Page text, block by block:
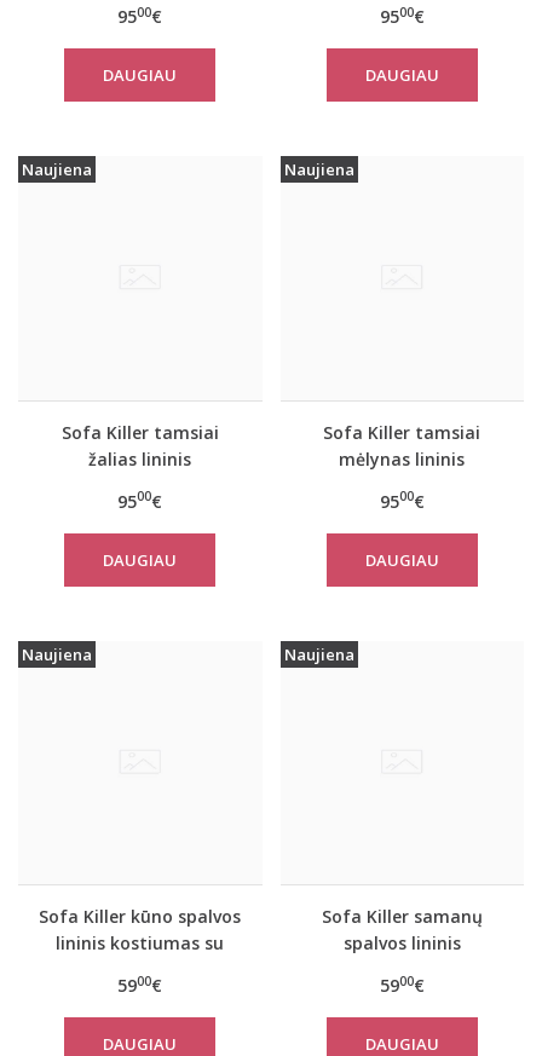
9500€
DAUGIAU
9500€
DAUGIAU
Naujiena
Sofa Killer tamsiai
žalias lininis
9500€
DAUGIAU
Naujiena
Sofa Killer tamsiai
mėlynas lininis
9500€
DAUGIAU
Naujiena
Sofa Killer kūno spalvos
lininis kostiumas su
5900€
DAUGIAU
Naujiena
Sofa Killer samanų
spalvos lininis
5900€
DAUGIAU